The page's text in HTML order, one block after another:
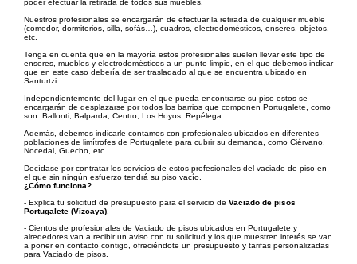
Nuestros profesionales se encargarán de efectuar la retirada de cualquier mueble
(comedor, dormitorios, silla, sofás…), cuadros, electrodomésticos, enseres, objetos,
etc.
Tenga en cuenta que en la mayoría estos profesionales suelen llevar este tipo de
enseres, muebles y electrodomésticos a un punto limpio, en el que debemos indicar
que en este caso debería de ser trasladado al que se encuentra ubicado en
Santurtzi.
Independientemente del lugar en el que pueda encontrarse su piso estos se
encargarán de desplazarse por todos los barrios que componen Portugalete, como
son: Ballonti, Balparda, Centro, Los Hoyos, Repélega...
Además, debemos indicarle contamos con profesionales ubicados en diferentes
poblaciones de limítrofes de Portugalete para cubrir su demanda, como Ciérvano,
Nocedal, Guecho, etc.
Decídase por contratar los servicios de estos profesionales del vaciado de piso en
el que sin ningún esfuerzo tendrá su piso vacío.
¿Cómo funciona?
- Explica tu solicitud de presupuesto para el servicio de Vaciado de pisos
Portugalete (Vizcaya)
- Cientos de profesionales de Vaciado de pisos ubicados en Portugalete y
alrededores van a recibir un aviso con tu solicitud y los que muestren interés se van
a poner en contacto contigo, ofreciéndote un presupuesto y tarifas personalizadas
para Vaciado de pisos.